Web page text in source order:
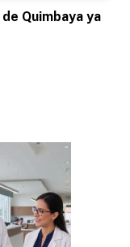
Quimbaya ya